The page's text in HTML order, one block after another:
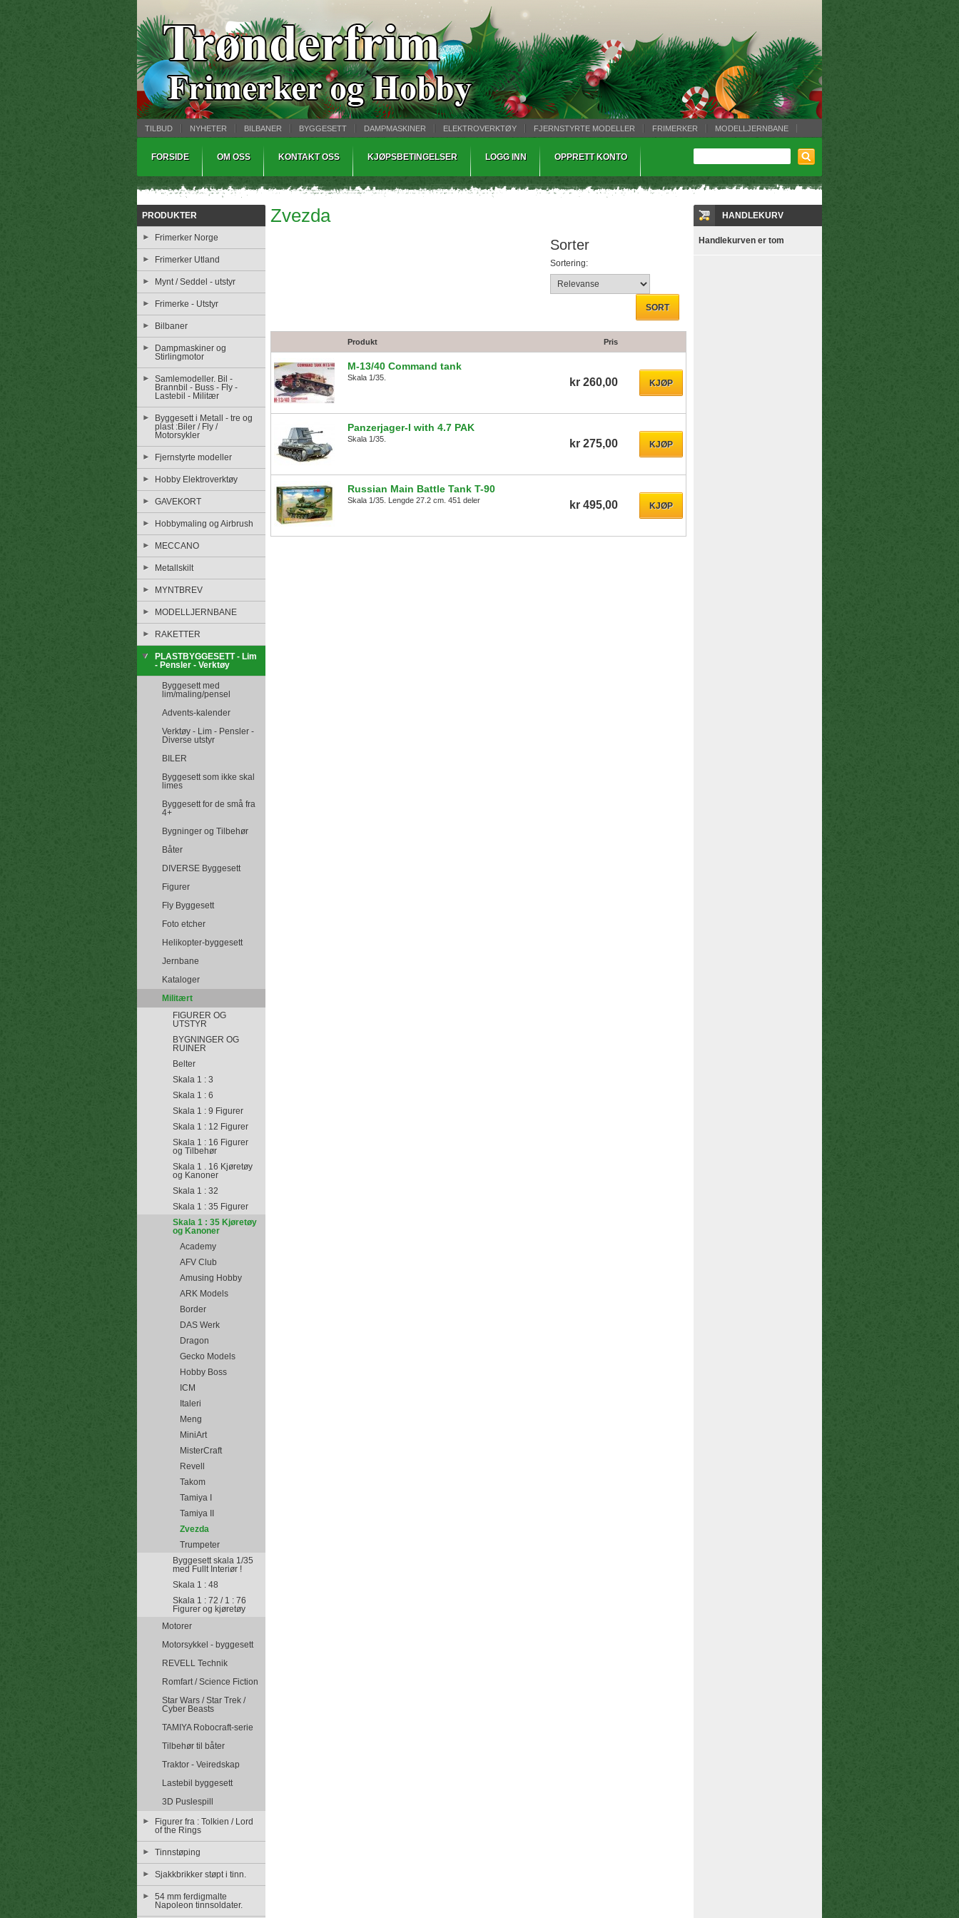
TILBUD NYHETER BILBANER BYGGESETT DAMPMASKINER ELEKTROVERKTØY FJERNSTYRTE MODELLER FRIMERKER
MODELLJERNBANE
FORSIDE OM OSS KONTAKT OSS KJØPSBETINGELSER LOGG INN OPPRETT KONTO
PRODUKTER
Frimerker Norge
Frimerker Utland
Mynt / Seddel - utstyr
Frimerke - Utstyr
Bilbaner
Dampmaskiner og
Stirlingmotor
Samlemodeller. Bil -
Brannbil - Buss - Fly -
Lastebil - Militær
Byggesett i Metall - tre og
plast :Biler / Fly /
Motorsykler
Fjernstyrte modeller
Hobby Elektroverktøy
GAVEKORT
Hobbymaling og Airbrush
MECCANO
Metallskilt
MYNTBREV
MODELLJERNBANE
RAKETTER
PLASTBYGGESETT - Lim
- Pensler - Verktøy
Byggesett med
lim/maling/pensel
Advents-kalender
Verktøy - Lim - Pensler -
Diverse utstyr
BILER
Byggesett som ikke skal
limes
Byggesett for de små fra
4+
Bygninger og Tilbehør
Båter
DIVERSE Byggesett
Figurer
Fly Byggesett
Foto etcher
Helikopter-byggesett
Jernbane
Kataloger
Militært
FIGURER OG
UTSTYR
BYGNINGER OG
RUINER
Belter
Skala 1 : 3
Skala 1 : 6
Skala 1 : 9 Figurer
Skala 1 : 12 Figurer
Skala 1 : 16 Figurer
og Tilbehør
Skala 1 . 16 Kjøretøy
og Kanoner
Skala 1 : 32
Skala 1 : 35 Figurer
Skala 1 : 35 Kjøretøy
og Kanoner
Academy
AFV Club
Amusing Hobby
ARK Models
Border
DAS Werk
Dragon
Gecko Models
Hobby Boss
ICM
Italeri
Meng
MiniArt
MisterCraft
Revell
Takom
Tamiya I
Tamiya II
Zvezda
Trumpeter
Byggesett skala 1/35
med Fullt Interiør !
Skala 1 : 48
Skala 1 : 72 / 1 : 76
Figurer og kjøretøy
Motorer
Motorsykkel - byggesett
REVELL Technik
Romfart / Science Fiction
Star Wars / Star Trek /
Cyber Beasts
TAMIYA Robocraft-serie
Tilbehør til båter
Traktor - Veiredskap
Lastebil byggesett
3D Puslespill
Figurer fra : Tolkien / Lord
of the Rings
Tinnstøping
Sjakkbrikker støpt i tinn.
54 mm ferdigmalte
Napoleon tinnsoldater.
Zvezda
Sorter
Sortering:
Produkt Pris
M-13/40 Command tank
Skala 1/35. kr 260,00
Panzerjager-I with 4.7 PAK
Skala 1/35. kr 275,00
Russian Main Battle Tank T-90
Skala 1/35. Lengde 27.2 cm. 451 deler kr 495,00
HANDLEKURV
Handlekurven er tom